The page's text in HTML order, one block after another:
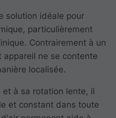
solution idéale pour
particulièrement
Contrairement à un
ne se contente
localisée.
et à sa rotation lente, il
et constant dans toute